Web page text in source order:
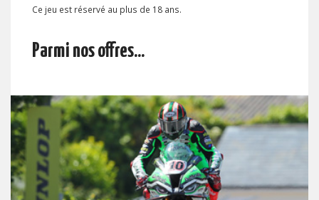
Ce jeu est réservé au plus de 18 ans.
Parmi nos offres...